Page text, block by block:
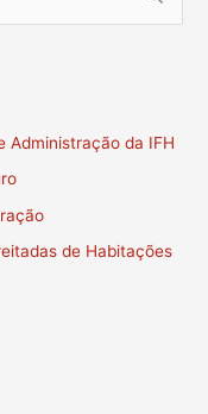
Administração da IFH
de Habitações